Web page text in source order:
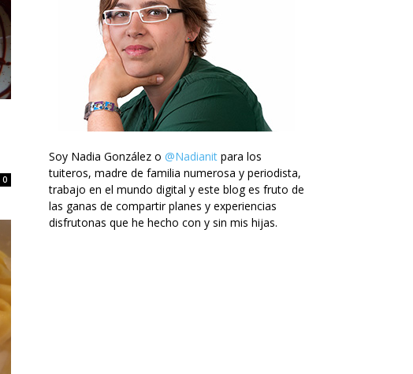
0
Soy Nadia González o @Nadianit para los
tuiteros, madre de familia numerosa y periodista,
trabajo en el mundo digital y este blog es fruto de
las ganas de compartir planes y experiencias
disfrutonas que he hecho con y sin mis hijas.